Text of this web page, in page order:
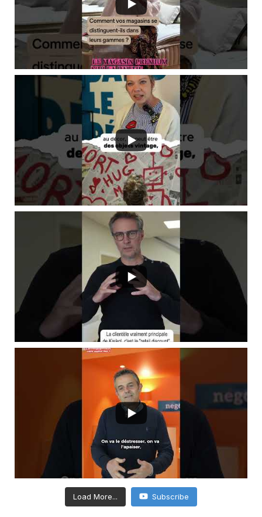
Load More... Subscribe